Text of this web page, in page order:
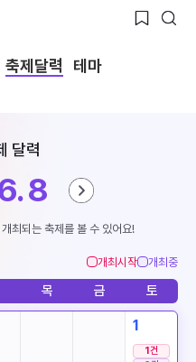
축제달력 테마
달력
8
최되는 축제를 볼 수 있어요!
개최시작 개최중
목 금 토
1
1건